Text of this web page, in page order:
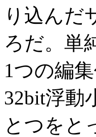
り込んだ
ろだ。単
1つの編
32bit浮動
とつをと